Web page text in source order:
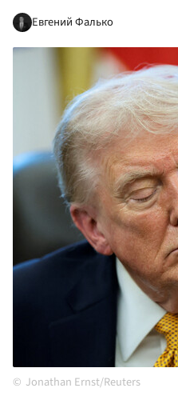
Евгений Фалько
Jonathan Ernst/Reuters